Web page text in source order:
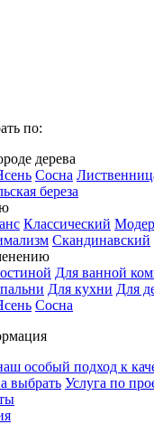
по:
дерева
Сосна
береза
Классический
Скандинавский
Для ванной
Для кухни Для
Сосна
особый подход к
выбрать Услуга по